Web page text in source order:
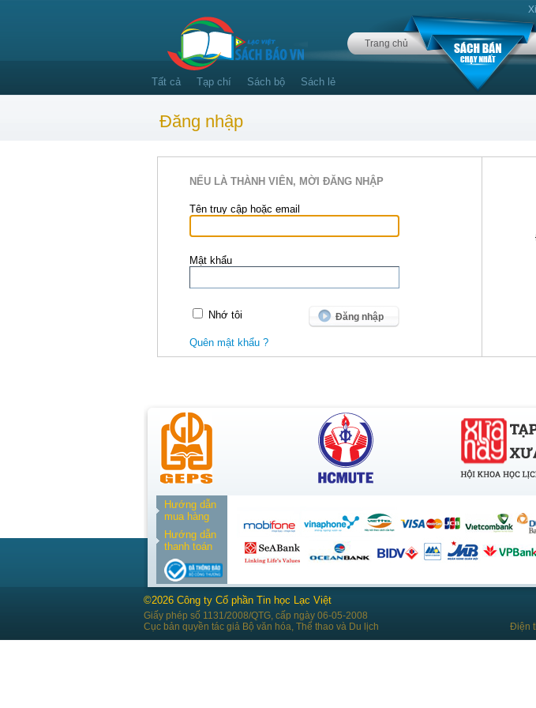
Trang chủ
Tất cả Tạp chí Sách bộ Sách lẻ
Đăng nhập
NẾU LÀ THÀNH VIÊN, MỜI ĐĂNG NHẬP
Tên truy cập hoặc email
Mật khẩu
Nhớ tôi
Quên mật khẩu ?
Hướng dẫn
mua hàng
Hướng dẫn
thanh toán
Điện
©2026 Công ty Cổ phần Tin học Lạc Việt
Giấy phép số 1131/2008/QTG, cấp ngày 06-05-2008
Cục bản quyền tác giả Bộ văn hóa, Thể thao và Du lịch